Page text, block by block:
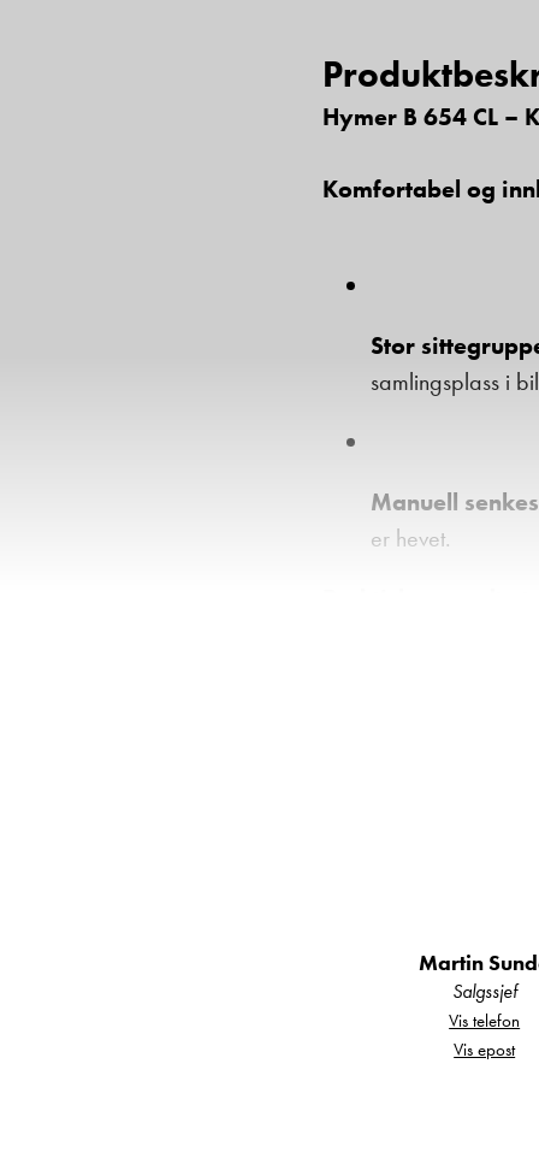
Hymer B 654 CL –
Komfortabel og
Stor
samlingsplass i
Manuell
er hevet.
Store overskap
Behagelig soveplass
Martin
Salgssjef
Vis telefon
Vis epost